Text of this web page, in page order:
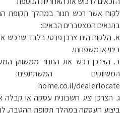
לקוח אשר רכש תנור במהלך תקופת
בתנאים המצטברים הבאים:
א. הלקוח הינו צרכן פרטי בלבד שרכש
ביתי או משפחתי.
ב. הצרכן רכש את התנור ממשווק
home.co.il/dealerlocate
ג. הצרכן יציג חשבונית עסקה או